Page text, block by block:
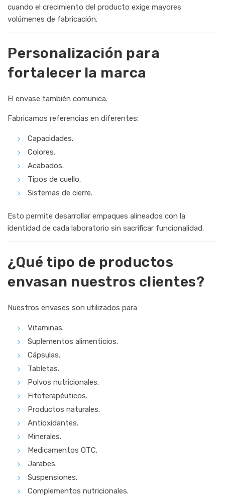
cuando el crecimiento del producto exige mayores
volúmenes de fabricación.
Personalización para
fortalecer la marca
El envase también comunica.
Fabricamos referencias en diferentes:
Capacidades.
Colores.
Acabados.
Tipos de cuello.
Sistemas de cierre.
Esto permite desarrollar empaques alineados con la
identidad de cada laboratorio sin sacrificar funcionalidad.
¿Qué tipo de productos
envasan nuestros clientes?
Nuestros envases son utilizados para:
Vitaminas.
Suplementos alimenticios.
Cápsulas.
Tabletas.
Polvos nutricionales.
Fitoterapéuticos.
Productos naturales.
Antioxidantes.
Minerales.
Medicamentos OTC.
Jarabes.
Suspensiones.
Complementos nutricionales.